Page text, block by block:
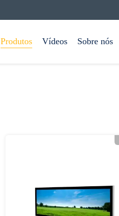
Produtos Vídeos Sobre nós